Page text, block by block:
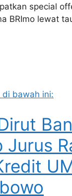
special
BRImo lewat
di bawah ini:
Jurus